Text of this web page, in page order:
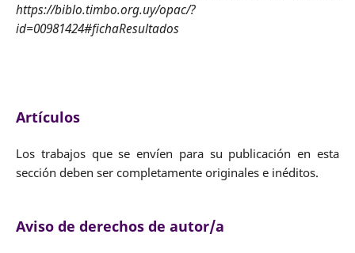
https://biblo.timbo.org.uy/opac/?
id=00981424#fichaResultados
Artículos
Los trabajos que se envíen para su publicación en esta
sección deben ser completamente originales e inéditos.
Aviso de derechos de autor/a